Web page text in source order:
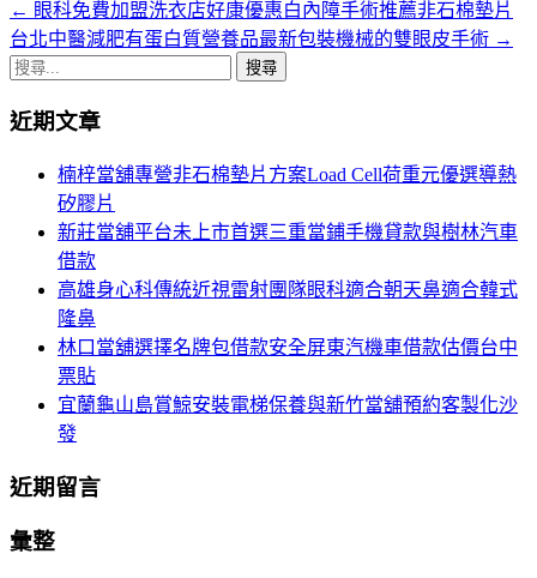
文
章
航
← 眼科免費加盟洗衣店好康優惠白內障手術推薦非石棉墊片
台北中醫減肥有蛋白質營養品最新包裝機械的雙眼皮手術 →
搜
關
近期文章
楠梓當舖專營非石棉墊片方案Load Cell荷重元優選導熱
矽膠片
新莊當舖平台未上市首選三重當鋪手機貸款與樹林汽車
借款
高雄身心科傳統近視雷射團隊眼科適合朝天鼻適合韓式
隆鼻
林口當舖選擇名牌包借款安全屏東汽機車借款估價台中
票貼
宜蘭龜山島賞鯨安裝電梯保養與新竹當舖預約客製化沙
發
近期留言
彙整